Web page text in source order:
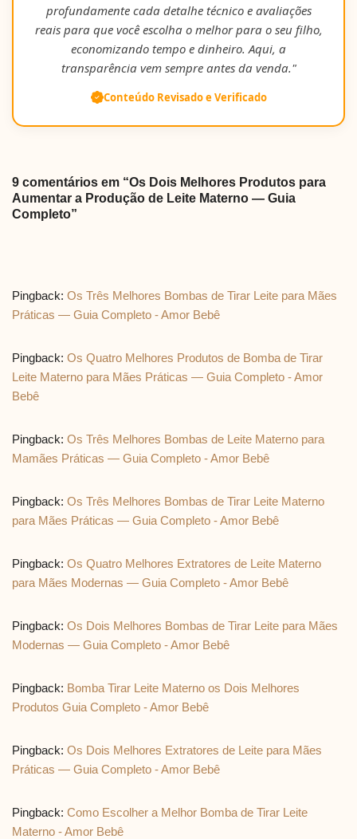
profundamente cada detalhe técnico e avaliações
reais para que você escolha o melhor para o seu filho,
economizando tempo e dinheiro. Aqui, a
transparência vem sempre antes da venda."
Conteúdo Revisado e Verificado
9 comentários em “Os Dois Melhores Produtos para
Aumentar a Produção de Leite Materno — Guia
Completo”
Pingback: Os Três Melhores Bombas de Tirar Leite para Mães
Práticas — Guia Completo - Amor Bebê
Pingback: Os Quatro Melhores Produtos de Bomba de Tirar
Leite Materno para Mães Práticas — Guia Completo - Amor
Bebê
Pingback: Os Três Melhores Bombas de Leite Materno para
Mamães Práticas — Guia Completo - Amor Bebê
Pingback: Os Três Melhores Bombas de Tirar Leite Materno
para Mães Práticas — Guia Completo - Amor Bebê
Pingback: Os Quatro Melhores Extratores de Leite Materno
para Mães Modernas — Guia Completo - Amor Bebê
Pingback: Os Dois Melhores Bombas de Tirar Leite para Mães
Modernas — Guia Completo - Amor Bebê
Pingback: Bomba Tirar Leite Materno os Dois Melhores
Produtos Guia Completo - Amor Bebê
Pingback: Os Dois Melhores Extratores de Leite para Mães
Práticas — Guia Completo - Amor Bebê
Pingback: Como Escolher a Melhor Bomba de Tirar Leite
Materno - Amor Bebê